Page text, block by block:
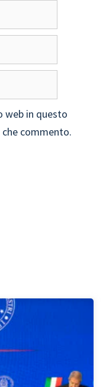
web in questo
commento.